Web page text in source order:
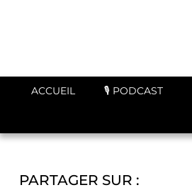
ACCUEIL 🎙️ PODCAST
PARTAGER SUR :